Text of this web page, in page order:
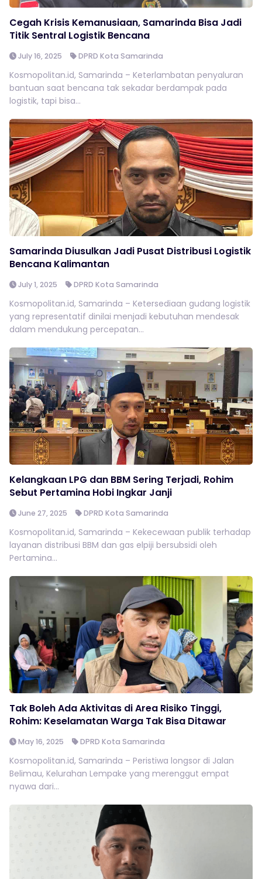
Cegah Krisis Kemanusiaan, Samarinda Bisa Jadi
Titik Sentral Logistik Bencana
July 16, 2025 DPRD Kota Samarinda
Kosmopolitan.id, Samarinda – Keterlambatan penyaluran
bantuan saat bencana tak sekadar berdampak pada
logistik, tapi bisa...
Samarinda Diusulkan Jadi Pusat Distribusi Logistik
Bencana Kalimantan
July 1, 2025 DPRD Kota Samarinda
Kosmopolitan.id, Samarinda – Ketersediaan gudang logistik
yang representatif dinilai menjadi kebutuhan mendesak
dalam mendukung percepatan...
Kelangkaan LPG dan BBM Sering Terjadi, Rohim
Sebut Pertamina Hobi Ingkar Janji
June 27, 2025 DPRD Kota Samarinda
Kosmopolitan.id, Samarinda – Kekecewaan publik terhadap
layanan distribusi BBM dan gas elpiji bersubsidi oleh
Pertamina...
Tak Boleh Ada Aktivitas di Area Risiko Tinggi,
Rohim: Keselamatan Warga Tak Bisa Ditawar
May 16, 2025 DPRD Kota Samarinda
Kosmopolitan.id, Samarinda – Peristiwa longsor di Jalan
Belimau, Kelurahan Lempake yang merenggut empat
nyawa dari...